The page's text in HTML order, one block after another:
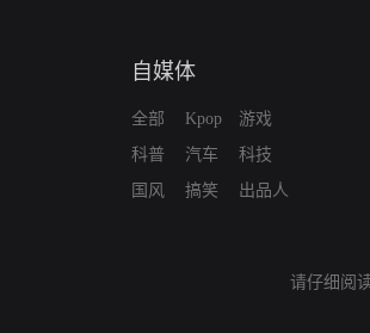
自媒体
全部
科普
国风
Kpop
汽车
搞笑
游戏
科技
出品人
请仔细阅